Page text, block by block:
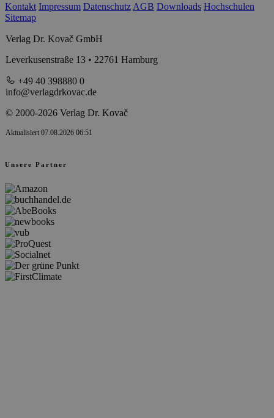
Kontakt Impressum Datenschutz AGB Downloads Hochschulen
Sitemap
Verlag Dr. Kovač GmbH
Leverkusenstraße 13 • 22761 Hamburg
+49 40 398880 0
info@verlagdrkovac.de
© 2000-2026 Verlag Dr. Kovač
Aktualisiert 07.08.2026 06:51
Unsere Partner